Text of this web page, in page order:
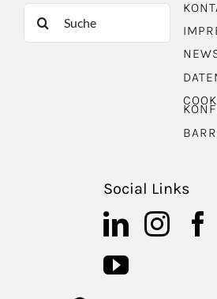
Suche
Social Links